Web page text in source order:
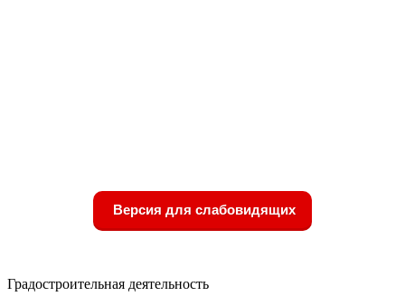
Версия для слабовидящих
Градостроительная деятельность